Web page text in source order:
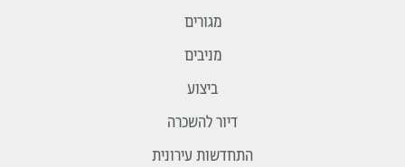
מגורים
מניבים
ביצוע
דיור להשכרה
התחדשות עירונית